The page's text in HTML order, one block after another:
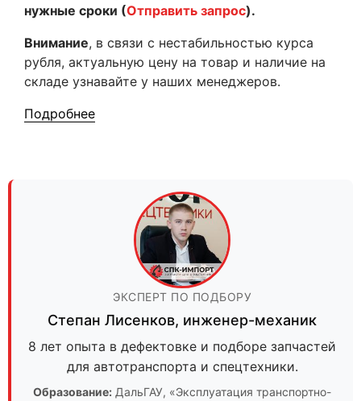
нужные сроки (Отправить запрос).
Внимание, в связи с нестабильностью курса
рубля, актуальную цену на товар и наличие на
складе узнавайте у наших менеджеров.
Подробнее
ЭКСПЕРТ ПО ПОДБОРУ
Степан Лисенков, инженер-механик
8 лет опыта в дефектовке и подборе запчастей
для автотранспорта и спецтехники.
Образование: ДальГАУ, «Эксплуатация транспортно-